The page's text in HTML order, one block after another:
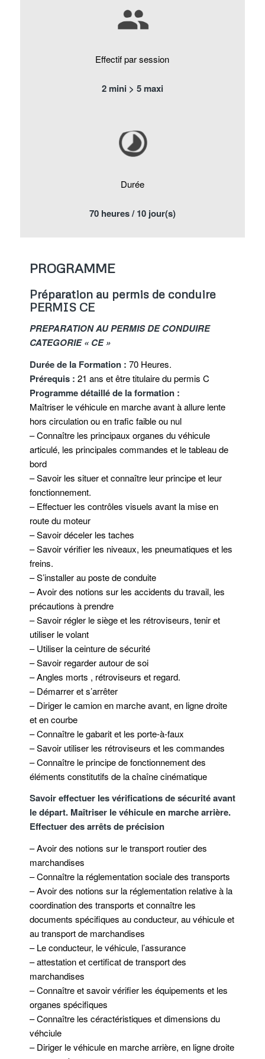
Effectif par session
2 mini > 5 maxi
Durée
70 heures / 10 jour(s)
PROGRAMME
Préparation au permis de conduire
PERMIS CE
PREPARATION AU PERMIS DE CONDUIRE
CATEGORIE « CE »
Durée de la Formation : 70 Heures.
Prérequis : 21 ans et être titulaire du permis C
Programme détaillé de la formation :
Maîtriser le véhicule en marche avant à allure lente
hors circulation ou en trafic faible ou nul
– Connaître les principaux organes du véhicule
articulé, les principales commandes et le tableau de
bord
– Savoir les situer et connaître leur principe et leur
fonctionnement.
– Effectuer les contrôles visuels avant la mise en
route du moteur
– Savoir déceler les taches
– Savoir vérifier les niveaux, les pneumatiques et les
freins.
– S’installer au poste de conduite
– Avoir des notions sur les accidents du travail, les
précautions à prendre
– Savoir régler le siège et les rétroviseurs, tenir et
utiliser le volant
– Utiliser la ceinture de sécurité
– Savoir regarder autour de soi
– Angles morts , rétroviseurs et regard.
– Démarrer et s’arrêter
– Diriger le camion en marche avant, en ligne droite
et en courbe
– Connaître le gabarit et les porte-à-faux
– Savoir utiliser les rétroviseurs et les commandes
– Connaître le principe de fonctionnement des
éléments constitutifs de la chaîne cinématique
Savoir effectuer les vérifications de sécurité avant
le départ. Maîtriser le véhicule en marche arrière.
Effectuer des arrêts de précision
– Avoir des notions sur le transport routier des
marchandises
– Connaître la réglementation sociale des transports
– Avoir des notions sur la réglementation relative à la
coordination des transports et connaître les
documents spécifiques au conducteur, au véhicule et
au transport de marchandises
– Le conducteur, le véhicule, l’assurance
– attestation et certificat de transport des
marchandises
– Connaître et savoir vérifier les équipements et les
organes spécifiques
– Connaître les céractéristiques et dimensions du
véhciule
– Diriger le véhicule en marche arrière, en ligne droite